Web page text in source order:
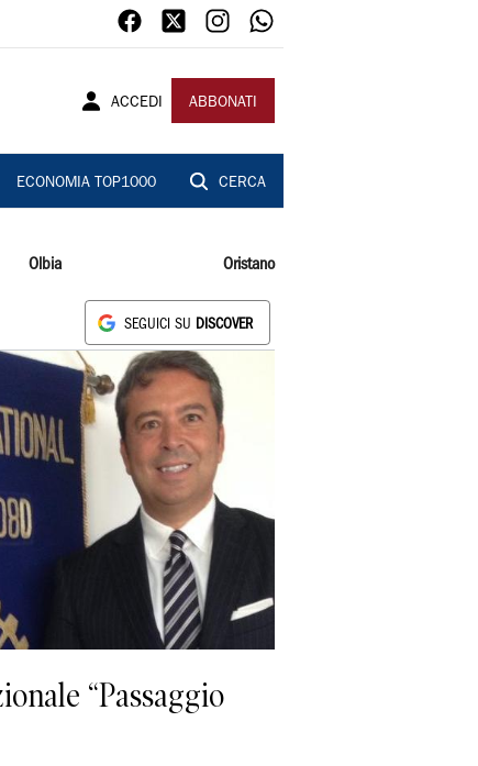
ACCEDI ABBONATI
ECONOMIA TOP1000 CERCA
Olbia Oristano
SEGUICI SU DISCOVER
“Passaggio